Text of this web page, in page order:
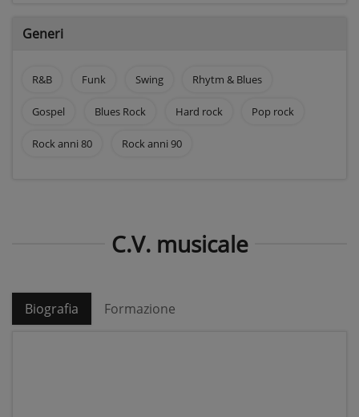
Generi
R&B Funk Swing Rhytm & Blues
Gospel Blues Rock Hard rock Pop rock
Rock anni 80 Rock anni 90
C.V. musicale
Biografia Formazione